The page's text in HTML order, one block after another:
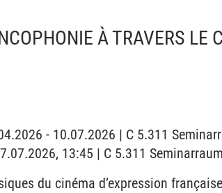
À TRAVERS LE
- 10.07.2026 | C 5.311
13:45 | C 5.311
du cinéma d’expression